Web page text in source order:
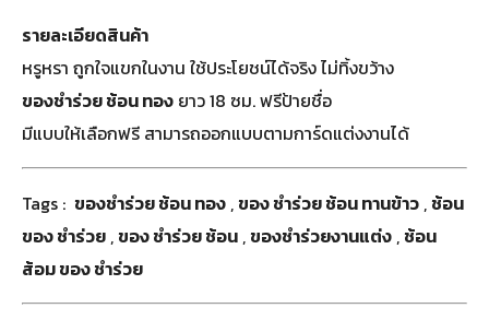
รายละเอียดสินค้า
หรูหรา ถูกใจแขกในงาน ใช้ประโยชน์ได้จริง ไม่ทิ้งขว้าง
ของชําร่วย ช้อน ทอง ยาว 18 ซม. ฟรีป้ายชื่อ
มีแบบให้เลือกฟรี สามารถออกแบบตามการ์ดแต่งงานได้
Tags : ของชําร่วย ช้อน ทอง ,ของ ชำร่วย ช้อน ทานข้าว ,ช้อน
ของ ชำร่วย ,ของ ชำร่วย ช้อน ,ของชำร่วยงานแต่ง ,ช้อน
ส้อม ของ ชำร่วย